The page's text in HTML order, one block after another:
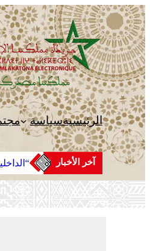
تخطى
إلى
المحتوى
الرئيسيةسياسة
آخر الأخبار